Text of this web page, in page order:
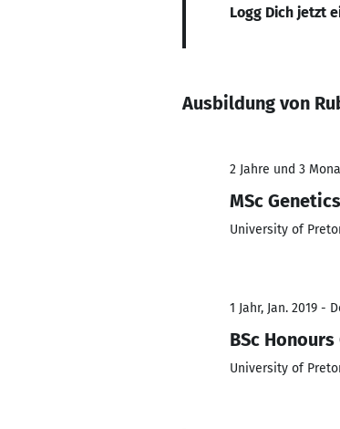
Logg Dich jetzt
Ausbildung von
2 Jahre und 3
MSc Genetics
University of
1 Jahr, Jan. 2019 -
BSc
University of